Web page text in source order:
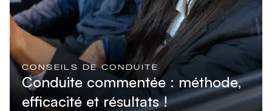
CONSEILS DE CONDUITE
Conduite commentée : méthode,
efficacité et résultats !